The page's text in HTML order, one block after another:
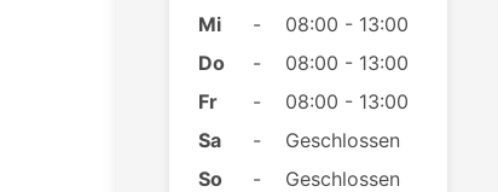
Mi
-
08:00 - 13:00
Do
-
08:00 - 13:00
Fr
-
08:00 - 13:00
Sa
-
Geschlossen
So
- Geschlossen